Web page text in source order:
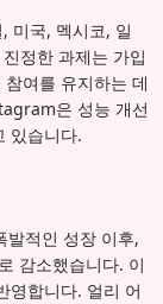
미국, 멕시코, 일
정한 과제는 가입
여를 유지하는 데
은 성능 개선
있습니다.
발적인 성장 이후,
감소했습니다. 이
영합니다. 얼리 어